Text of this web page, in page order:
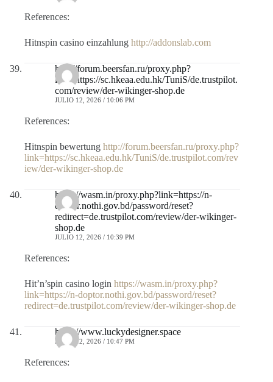
References:
Hitnspin casino einzahlung http://addonslab.com
http://forum.beersfan.ru/proxy.php?
link=https://sc.hkeaa.edu.hk/TuniS/de.trustpilot.
com/review/der-wikinger-shop.de
JULIO 12, 2026 / 10:06 PM
References:
Hitnspin bewertung http://forum.beersfan.ru/proxy.php?
link=https://sc.hkeaa.edu.hk/TuniS/de.trustpilot.com/rev
iew/der-wikinger-shop.de
https://wasm.in/proxy.php?link=https://n-
doptor.nothi.gov.bd/password/reset?
redirect=de.trustpilot.com/review/der-wikinger-
shop.de
JULIO 12, 2026 / 10:39 PM
References:
Hit’n’spin casino login https://wasm.in/proxy.php?
link=https://n-doptor.nothi.gov.bd/password/reset?
redirect=de.trustpilot.com/review/der-wikinger-shop.de
https://www.luckydesigner.space
JULIO 12, 2026 / 10:47 PM
References: